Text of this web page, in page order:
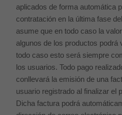
aplicados de forma automática
contratación en la última fase
asume que en todo caso la
algunos de los productos podrá
todo caso esto será siempre
los usuarios. Todo pago
conllevará la emisión de una
usuario registrado al finalizar el
Dicha factura podrá